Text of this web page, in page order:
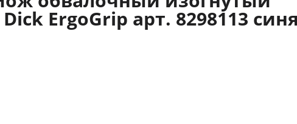
ErgoGrip арт. 8298113